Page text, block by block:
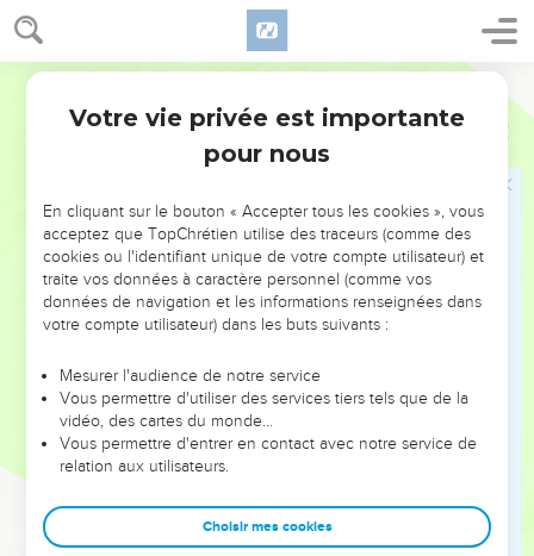
2 Corinthiens 5
donc sont morts.
Et s’il est mort pour tous, c’était afin que ceux qui vivent
ne vivent plus pour eux-mêmes, mais pour celui qui est mort
et ressuscité pour eux.
Ainsi, désormais, nous ne percevons plus personne de
manière humaine ; et si nous avons connu Christ de manière
purement humaine, maintenant nous ne le connaissons plus
ainsi.
Si quelqu'un est en Christ, il est une nouvelle créature. Les
choses anciennes sont passées ; voici, toutes choses sont
devenues nouvelles.
par [Jésus-]Christ et qui nous a donné le ministère de la
réconciliation.
En effet, Dieu était en Christ : il réconciliait le monde avec
lui-même en ne chargeant pas les hommes de leurs fautes,
et il a mis en nous la parole de la réconciliation.
Nous sommes donc des ambassadeurs pour Christ,
Votre vie privée est importante
pour nous
En cliquant sur le bouton « Accepter tous les cookies », vous
acceptez que TopChrétien utilise des traceurs (comme des
cookies ou l'identifiant unique de votre compte utilisateur) et
traite vos données à caractère personnel (comme vos
données de navigation et les informations renseignées dans
votre compte utilisateur) dans les buts suivants :
Mesurer l'audience de notre service
Vous permettre d'utiliser des services tiers tels que de la
vidéo, des cartes du monde…
Vous permettre d'entrer en contact avec notre service de
relation aux utilisateurs.
Choisir mes cookies